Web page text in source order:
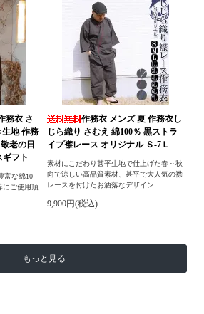
務衣 さ
地 作務
老の日
フト
富な綿10
にご使用頂
作務衣 メンズ 夏 作務衣し
じら織り さむえ 綿100％ 黒ストラ
イプ襟レース オリジナル Ｓ-7Ｌ
素材にこだわり甚平生地で仕上げた春～秋
向で涼しい高品質素材、甚平で大人気の襟
レースを付けたお洒落なデザイン
9,900円(税込)
もっと見る